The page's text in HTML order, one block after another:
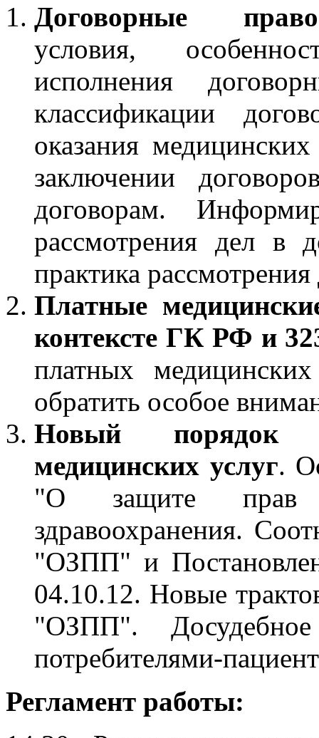
Договорные
условия,
исполнения
классификации
оказания
заключении
договорам.
рассмотрения дел в
практика
Платные
контексте ГК РФ и
платных
обратить особое
Новый порядок
медицинских услуг.
"О защите прав
здравоохранения.
"ОЗПП" и
04.10.12. Новые
"ОЗПП".
потребителями-
Регламент работы: